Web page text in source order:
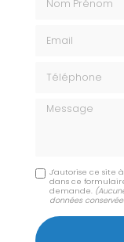
Message
J'autorise ce site
dans ce
demande.
données